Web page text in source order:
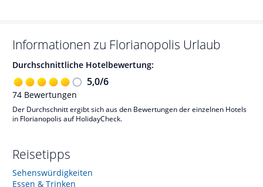
Informationen zu Florianopolis Urlaub
Durchschnittliche Hotelbewertung:
5,0/6
74 Bewertungen
Der Durchschnitt ergibt sich aus den Bewertungen der einzelnen Hotels
in Florianopolis auf HolidayCheck.
Reisetipps
Sehenswürdigkeiten
Essen & Trinken